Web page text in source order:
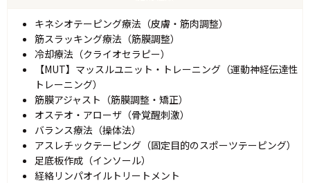
キネシオテーピング療法（皮膚・筋肉調整）
筋スラッキング療法（筋膜調整）
冷却療法（クライオセラピー）
【MUT】マッスルユニット・トレーニング（運動神経伝達性
トレーニング）
筋膜アジャスト（筋膜調整・矯正）
オステオ・アローザ（骨覚醒刺激）
バランス療法（操体法）
アスレチックテーピング（固定目的のスポーツテーピング）
足底板作成（インソール）
経絡リンパオイルトリートメント